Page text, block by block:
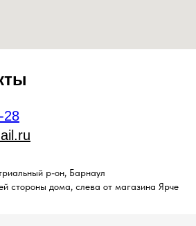
28
р-он, Барнаул
стороны дома, слева от магазина Ярче